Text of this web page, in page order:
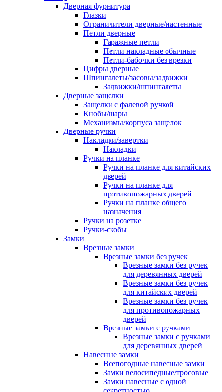
Дверная фурнитура
Глазки
Ограничители дверные/настенные
Петли дверные
Гаражные петли
Петли накладные обычные
Петли-бабочки без врезки
Цифры дверные
Шпингалеты/засовы/задвижки
Задвижки/шпингалеты
Дверные защелки
Защелки с фалевой ручкой
Кнобы/шары
Механизмы/корпуса защелок
Дверные ручки
Накладки/завертки
Накладки
Ручки на планке
Ручки на планке для китайских
дверей
Ручки на планке для
противопожарных дверей
Ручки на планке общего
назначения
Ручки на розетке
Ручки-скобы
Замки
Врезные замки
Врезные замки без ручек
Врезные замки без ручек
для деревянных дверей
Врезные замки без ручек
для китайских дверей
Врезные замки без ручек
для противопожарных
дверей
Врезные замки с ручками
Врезные замки с ручками
для деревянных дверей
Навесные замки
Всепогодные навесные замки
Замки велосипедные/тросовые
Замки навесные с одной